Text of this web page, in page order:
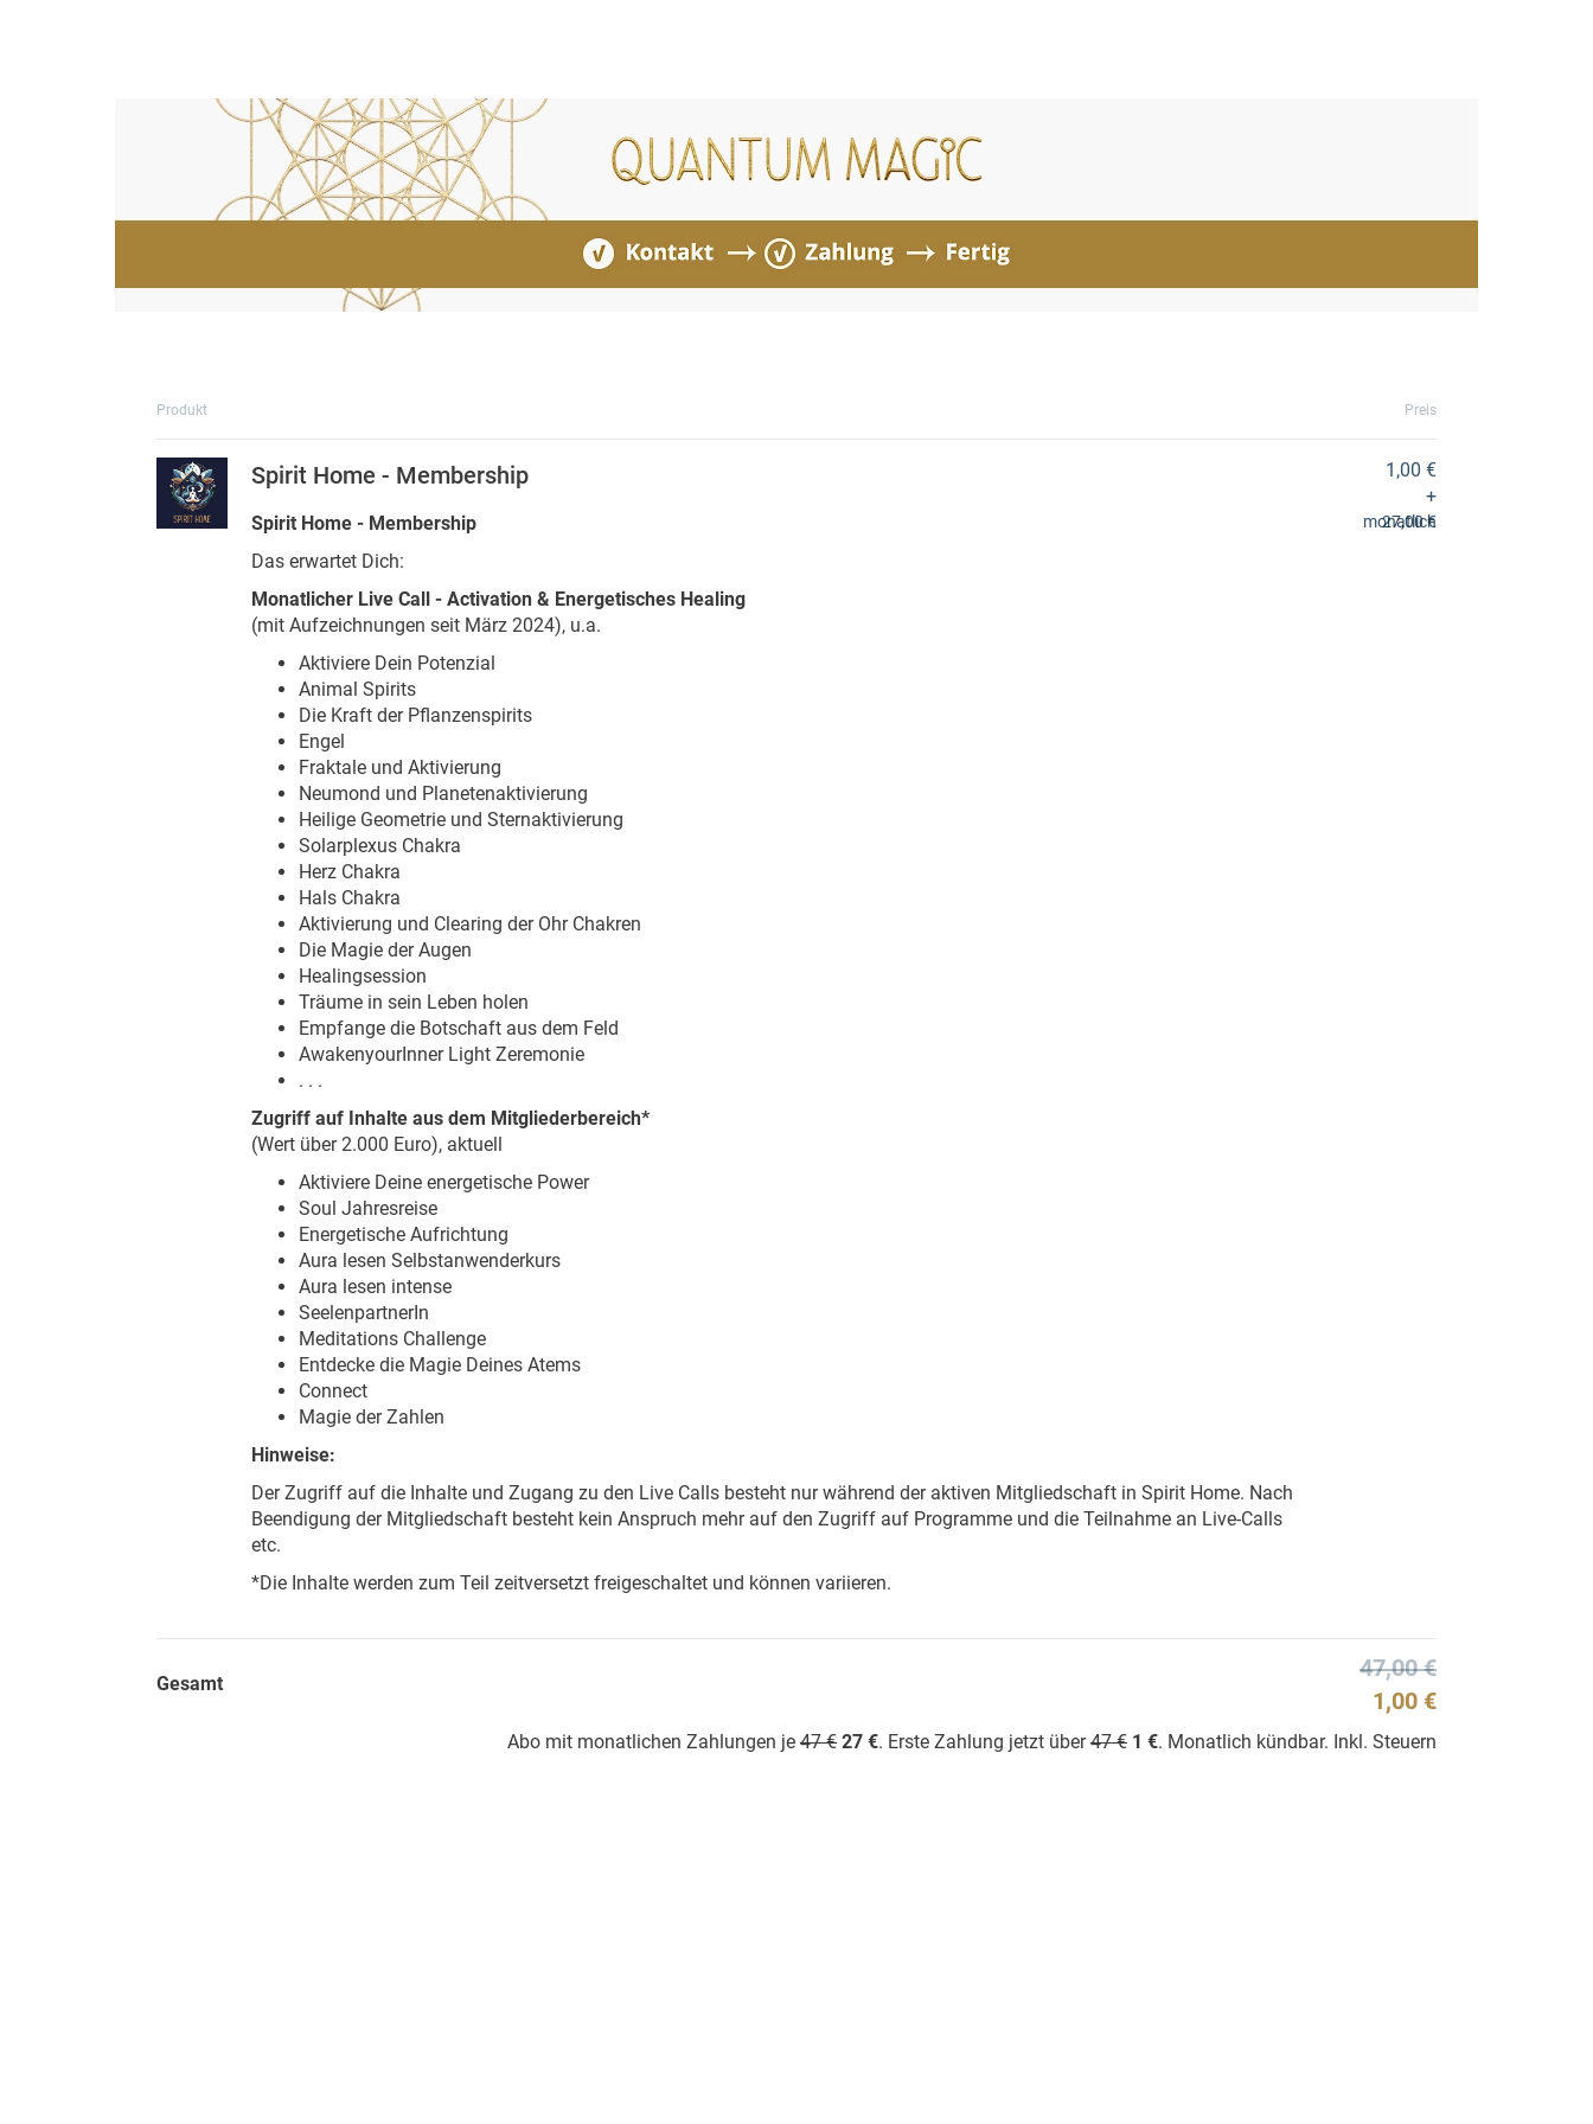
Produkt Preis
Spirit Home - Membership
Spirit Home - Membership
Das erwartet Dich:
Monatlicher Live Call - Activation & Energetisches Healing
(mit Aufzeichnungen seit März 2024), u.a.
Aktiviere Dein Potenzial
Animal Spirits
Die Kraft der Pflanzenspirits
Engel
Fraktale und Aktivierung
Neumond und Planetenaktivierung
Heilige Geometrie und Sternaktivierung
Solarplexus Chakra
Herz Chakra
Hals Chakra
Aktivierung und Clearing der Ohr Chakren
Die Magie der Augen
Healingsession
Träume in sein Leben holen
Empfange die Botschaft aus dem Feld
AwakenyourInner Light Zeremonie
. . .
Zugriff auf Inhalte aus dem Mitgliederbereich*
(Wert über 2.000 Euro), aktuell
Aktiviere Deine energetische Power
Soul Jahresreise
Energetische Aufrichtung
Aura lesen Selbstanwenderkurs
Aura lesen intense
SeelenpartnerIn
Meditations Challenge
Entdecke die Magie Deines Atems
Connect
Magie der Zahlen
Hinweise:
Der Zugriff auf die Inhalte und Zugang zu den Live Calls besteht nur während der aktiven Mitgliedschaft in Spirit Home. Nach
Beendigung der Mitgliedschaft besteht kein Anspruch mehr auf den Zugriff auf Programme und die Teilnahme an Live-Calls
etc.
*Die Inhalte werden zum Teil zeitversetzt freigeschaltet und können variieren.
1,00 €
+
47,00 €27,00 €
monatlich
Gesamt
47,00 €
1,00 €
Abo mit monatlichen Zahlungen je 47 € 27 €. Erste Zahlung jetzt über47 € 1 €. Monatlich kündbar. Inkl. Steuern